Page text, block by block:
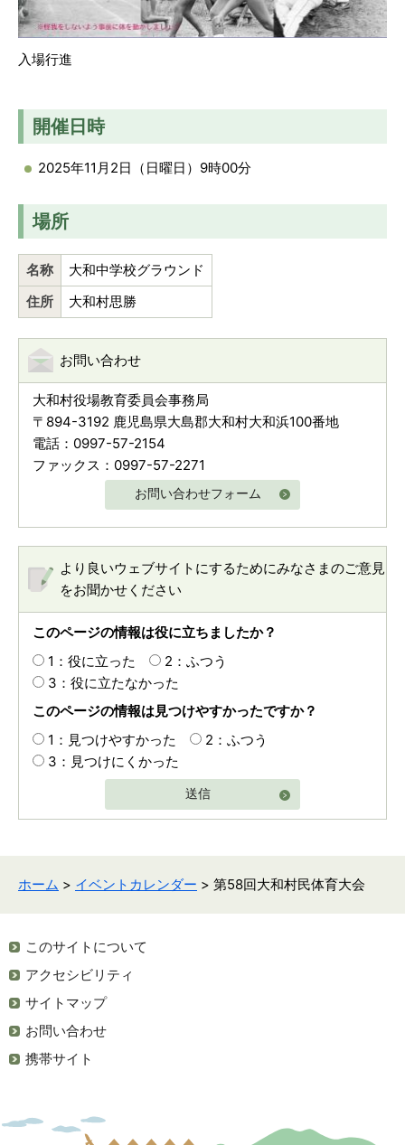
入場行進
開催日時
2025年11月2日（日曜日）9時00分
場所
名称
大和中学校グラウンド
住所
大和村思勝
お問い合わせ
大和村役場教育委員会事務局
〒894-3192 鹿児島県大島郡大和村大和浜100番地
電話：0997-57-2154
ファックス：0997-57-2271
お問い合わせフォーム
より良いウェブサイトにするためにみなさまのご意見
をお聞かせください
このページの情報は役に立ちましたか？
1：役に立った
2：ふつう
3：役に立たなかった
このページの情報は見つけやすかったですか？
1：見つけやすかった
2：ふつう
3：見つけにくかった
送信
ホーム > イベントカレンダー > 第58回大和村民体育大会
このサイトについて
アクセシビリティ
サイトマップ
お問い合わせ
携帯サイト